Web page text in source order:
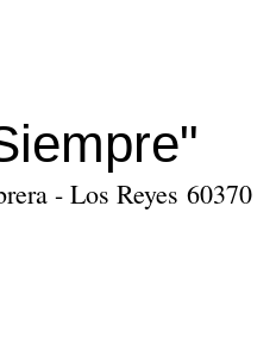
- Los Reyes 60370